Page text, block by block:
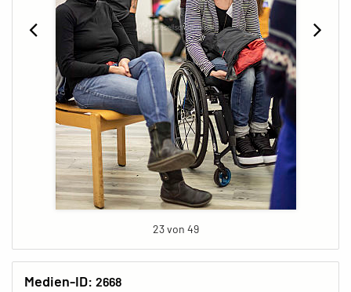
23 von 49
Medien-ID: 2668